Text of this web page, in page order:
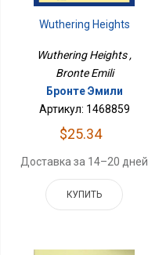
Wuthering Heights
Wuthering Heights ,
Bronte Emili
Бронте Эмили
Артикул: 1468859
$25.34
Доставка за 14–20 дней
КУПИТЬ